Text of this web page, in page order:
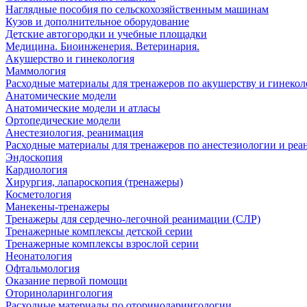
Наглядные пособия по сельскохозяйственным машинам
Кузов и дополнительное оборудование
Детские автогородки и учебные площадки
Медицина. Биоинженерия. Ветеринария.
Акушерство и гинекология
Маммология
Расходные материалы для тренажеров по акушерству и
Анатомические модели
Анатомические модели и атласы
Ортопедические модели
Анестезиология, реанимация
Расходные материалы для тренажеров по анестезиологии и
Эндоскопия
Кардиология
Хирургия, лапароскопия (тренажеры)
Косметология
Манекены-тренажеры
Тренажеры для сердечно-легочной реанимации (СЛР)
Тренажерные комплексы детской серии
Тренажерные комплексы взрослой серии
Неонатология
Офтальмология
Оказание первой помощи
Оториноларингология